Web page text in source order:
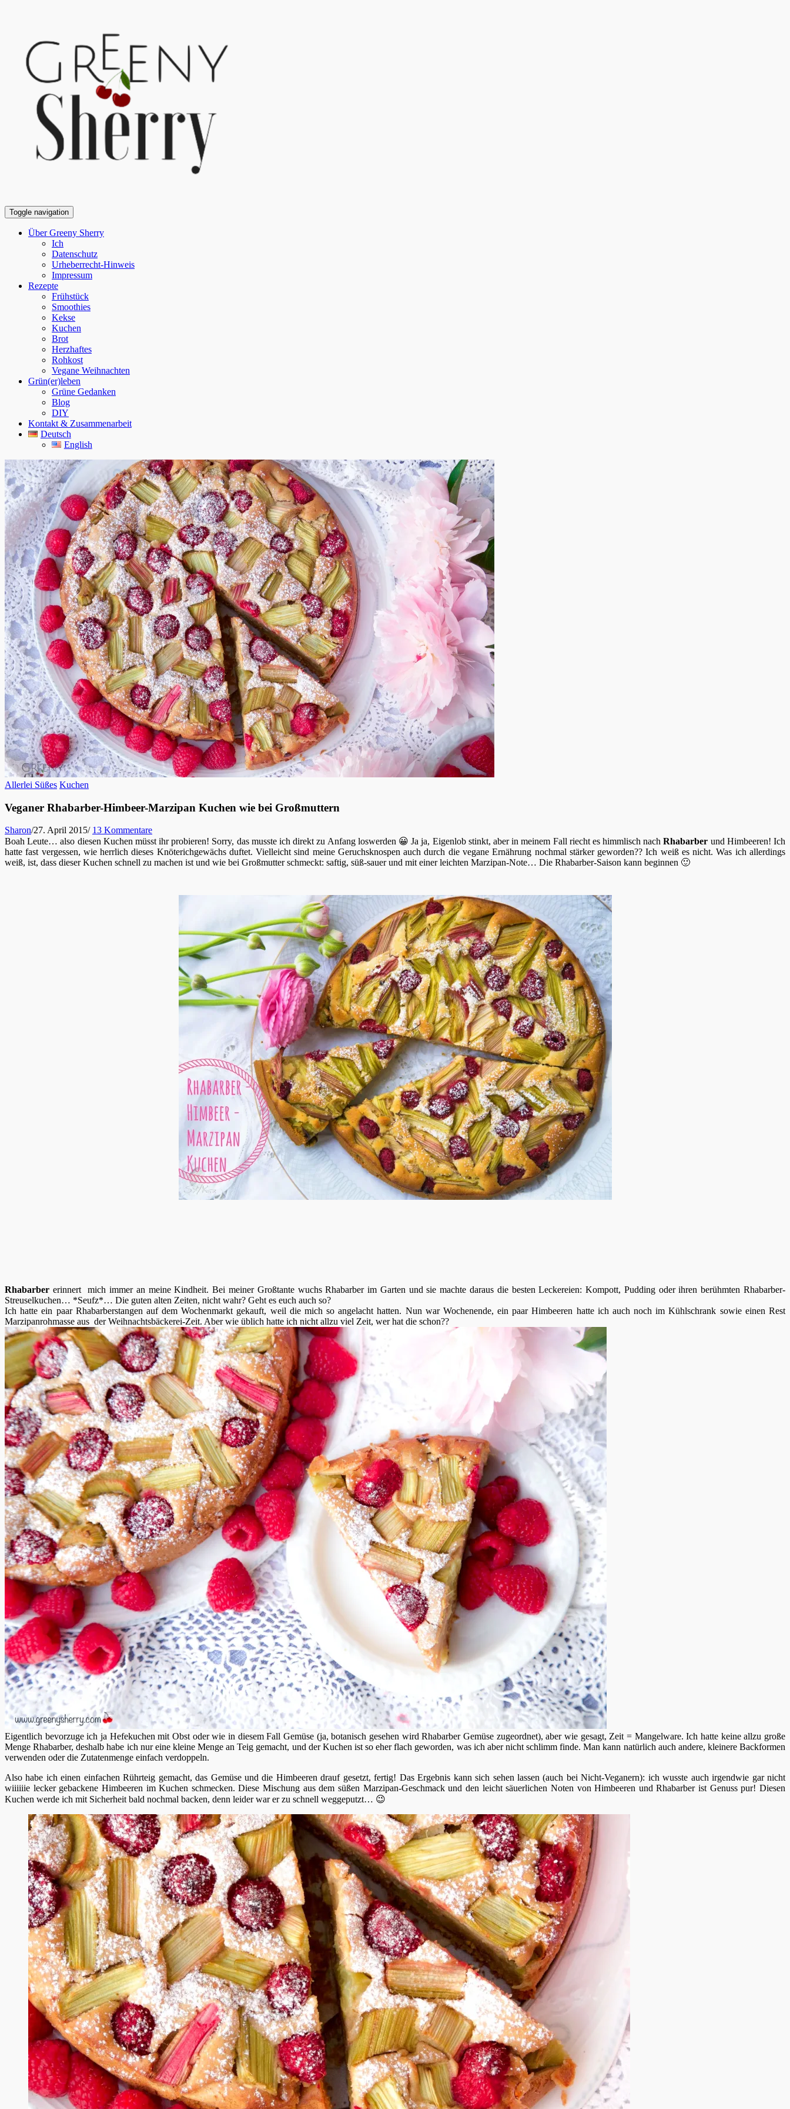
Toggle navigation
Über Greeny Sherry
Ich
Datenschutz
Urheberrecht-Hinweis
Impressum
Rezepte
Frühstück
Smoothies
Kekse
Kuchen
Brot
Herzhaftes
Rohkost
Vegane Weihnachten
Grün(er)leben
Grüne Gedanken
Blog
DIY
Kontakt & Zusammenarbeit
Deutsch
English
Allerlei Süßes Kuchen
Veganer Rhabarber-Himbeer-Marzipan Kuchen wie bei Großmuttern
Sharon/27. April 2015/ 13 Kommentare
Boah Leute… also diesen Kuchen müsst ihr probieren! Sorry, das musste ich direkt zu Anfang loswerden 😀 Ja ja, Eigenlob stinkt, aber in meinem Fall riecht es himmlisch nachRhabarber und Himbeeren! Ich
hatte fast vergessen, wie herrlich dieses Knöterichgewächs duftet. Vielleicht sind meine Geruchsknospen auch durch die vegane Ernährung nochmal stärker geworden?? Ich weiß es nicht. Was ich allerdings
weiß, ist, dass dieser Kuchen schnell zu machen ist und wie bei Großmutter schmeckt: saftig, süß-sauer und mit einer leichten Marzipan-Note… Die Rhabarber-Saison kann beginnen 🙂
Rhabarber erinnert mich immer an meine Kindheit. Bei meiner Großtante wuchs Rhabarber im Garten und sie machte daraus die besten Leckereien: Kompott, Pudding oder ihren berühmten Rhabarber-
Streuselkuchen… *Seufz*… Die guten alten Zeiten, nicht wahr? Geht es euch auch so?
Ich hatte ein paar Rhabarberstangen auf dem Wochenmarkt gekauft, weil die mich so angelacht hatten. Nun war Wochenende, ein paar Himbeeren hatte ich auch noch im Kühlschrank sowie einen Rest
Marzipanrohmasse aus der Weihnachtsbäckerei-Zeit. Aber wie üblich hatte ich nicht allzu viel Zeit, wer hat die schon??
Eigentlich bevorzuge ich ja Hefekuchen mit Obst oder wie in diesem Fall Gemüse (ja, botanisch gesehen wird Rhabarber Gemüse zugeordnet), aber wie gesagt, Zeit = Mangelware. Ich hatte keine allzu große
Menge Rhabarber, deshalb habe ich nur eine kleine Menge an Teig gemacht, und der Kuchen ist so eher flach geworden, was ich aber nicht schlimm finde. Man kann natürlich auch andere, kleinere Backformen
verwenden oder die Zutatenmenge einfach verdoppeln.
Also habe ich einen einfachen Rührteig gemacht, das Gemüse und die Himbeeren drauf gesetzt, fertig! Das Ergebnis kann sich sehen lassen (auch bei Nicht-Veganern): ich wusste auch irgendwie gar nicht
wiiiiiie lecker gebackene Himbeeren im Kuchen schmecken. Diese Mischung aus dem süßen Marzipan-Geschmack und den leicht säuerlichen Noten von Himbeeren und Rhabarber ist Genuss pur! Diesen
Kuchen werde ich mit Sicherheit bald nochmal backen, denn leider war er zu schnell weggeputzt… 😉